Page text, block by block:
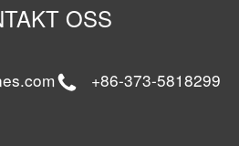
OSS
+86-373-5818299